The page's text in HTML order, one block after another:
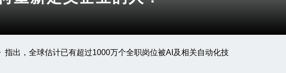
出，全球估计已有超过1000万个全职岗位被AI及相关自动化技